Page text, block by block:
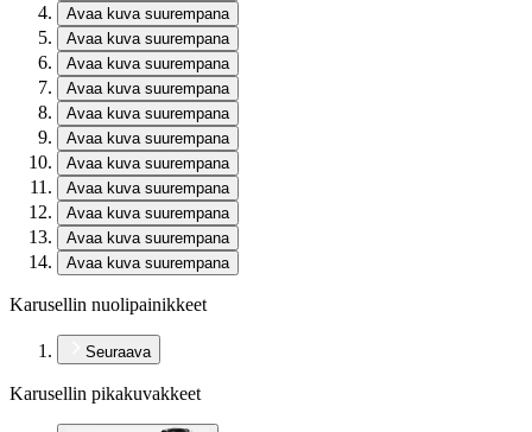
Avaa kuva suurempana
Avaa kuva suurempana
Avaa kuva suurempana
Avaa kuva suurempana
Avaa kuva suurempana
Avaa kuva suurempana
Avaa kuva suurempana
Avaa kuva suurempana
Avaa kuva suurempana
Avaa kuva suurempana
Avaa kuva suurempana
Karusellin nuolipainikkeet
Seuraava
Karusellin pikakuvakkeet